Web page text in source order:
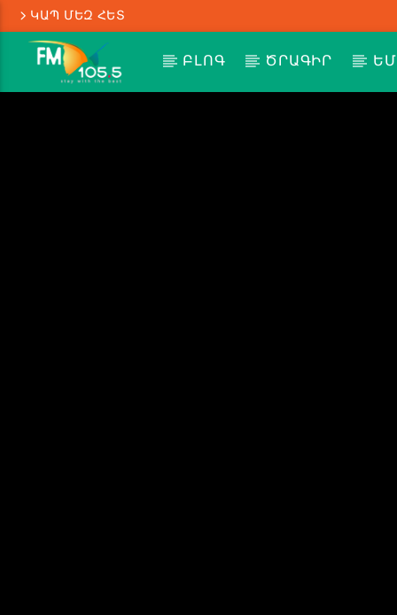
ԿԱՊ ՄԵԶ ՀԵՏ
ԲԼՈԳ ԾՐԱԳԻՐ